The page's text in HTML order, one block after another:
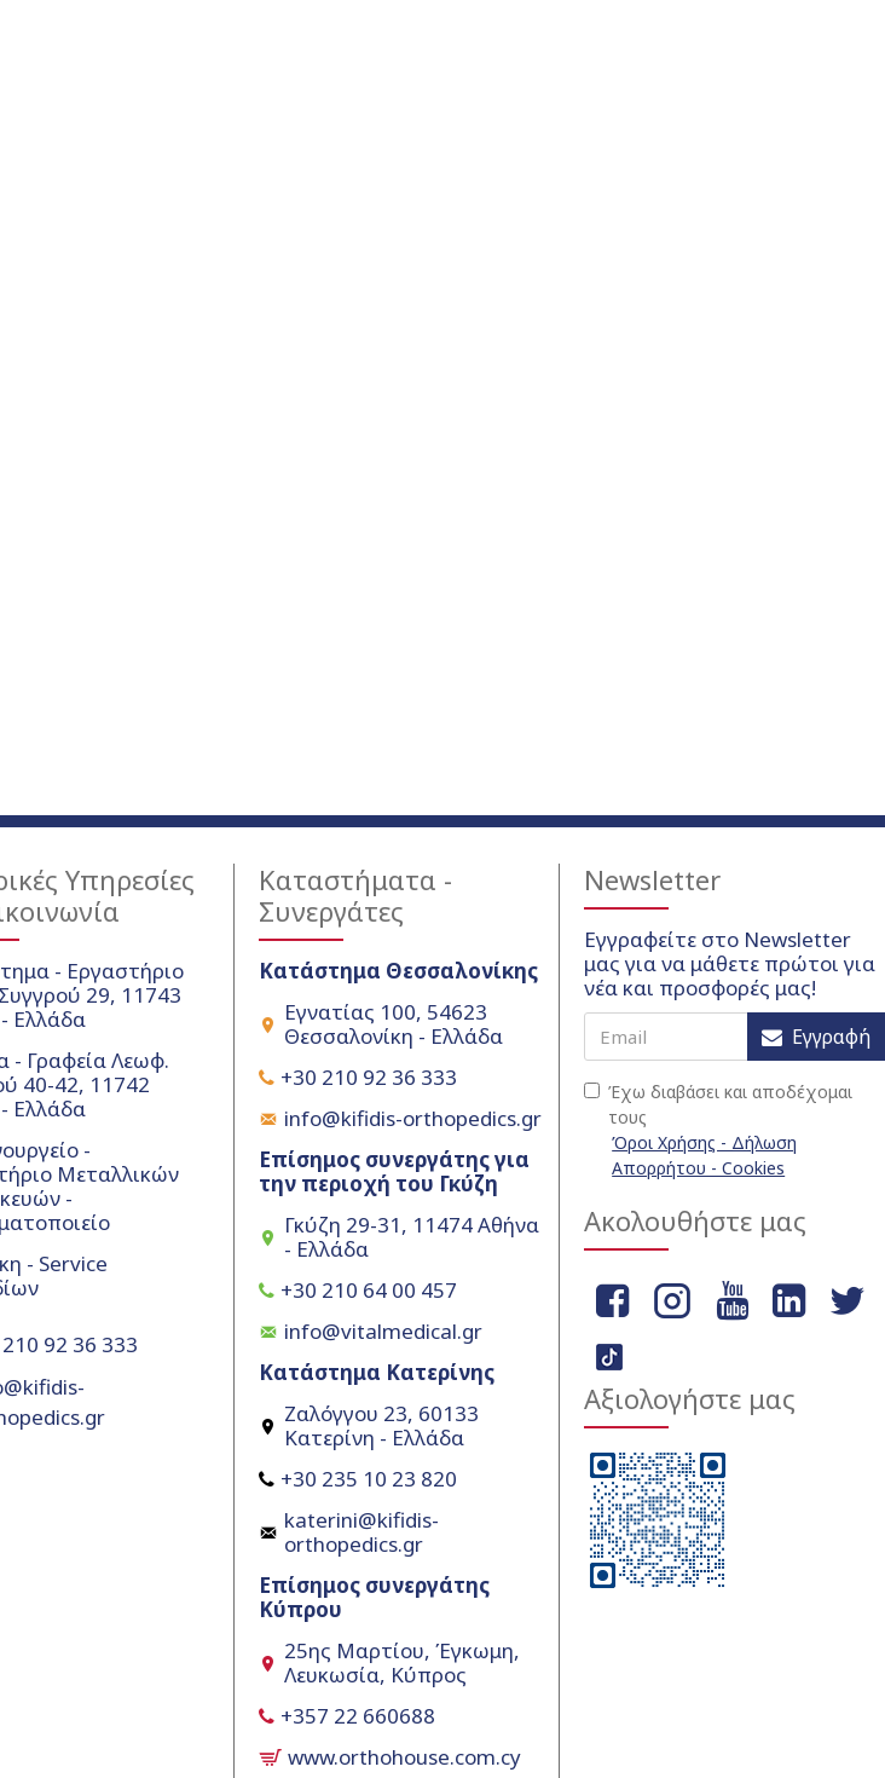
Υπηρεσίες
- Εργαστήριο
29, 11743
Ελλάδα
- Γραφεία Λεωφ.
40-42, 11742
Ελλάδα
-
Μεταλλικών
-
- Service
92 36 333
Καταστήματα -
Συνεργάτες
Κατάστημα Θεσσαλονίκης
Εγνατίας 100, 54623
Θεσσαλονίκη - Ελλάδα
+30 210 92 36 333
info@kifidis-orthopedics.gr
Επίσημος συνεργάτης για
την περιοχή του Γκύζη
Γκύζη 29-31, 11474 Αθήνα
- Ελλάδα
+30 210 64 00 457
info@vitalmedical.gr
Κατάστημα Κατερίνης
Ζαλόγγου 23, 60133
Κατερίνη - Ελλάδα
+30 235 10 23 820
katerini@kifidis-
orthopedics.gr
Επίσημος συνεργάτης
Κύπρου
25ης Μαρτίου, Έγκωμη,
Λευκωσία, Κύπρος
+357 22 660688
www.orthohouse.com.cy
Newsletter
Εγγραφείτε στο Newsletter
μας για να μάθετε πρώτοι για
νέα και προσφορές μας!
Εγγραφή
Έχω διαβάσει και αποδέχομαι
τους
Όροι Χρήσης - Δήλωση
Απορρήτου - Cookies
Ακολουθήστε μας
Αξιολογήστε μας